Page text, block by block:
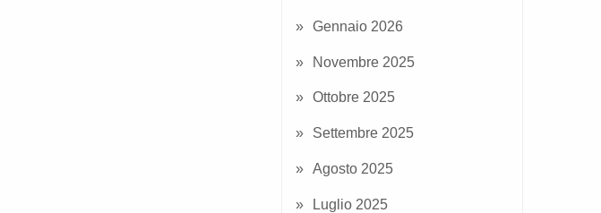
Gennaio 2026
Novembre 2025
Ottobre 2025
Settembre 2025
Agosto 2025
Luglio 2025